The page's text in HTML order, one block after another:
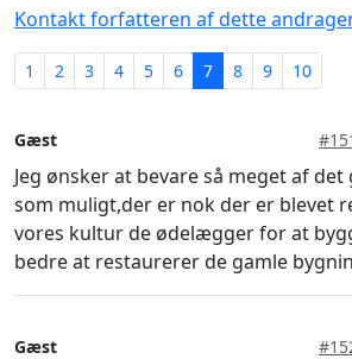
Kontakt forfatteren af dette
1 2 3 4 5 6 7 8 9 10
Gæst
Jeg ønsker at bevare så meget af
som muligt,der er nok der er blevet
vores kultur de ødelægger for at
bedre at restaurerer de gamle
Gæst